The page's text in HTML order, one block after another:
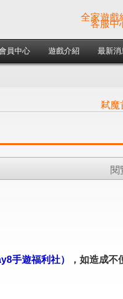
全家遊戲
客服中
員中心 遊戲介紹 最新消
弒魔
閱
手遊福利社） ，如造成不